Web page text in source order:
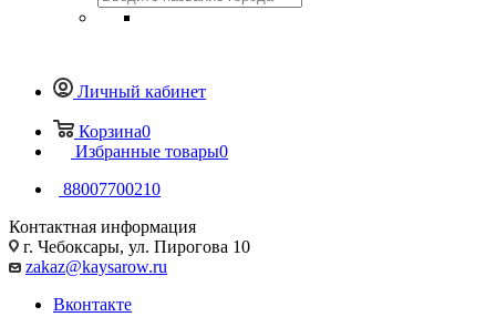
Личный кабинет
Корзина0
Избранные товары0
88007700210
Контактная информация
г. Чебоксары, ул. Пирогова 10
zakaz@kaysarow.ru
Вконтакте